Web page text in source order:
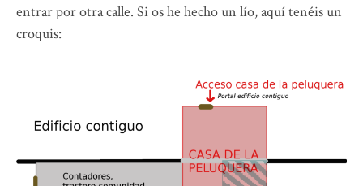
entrar por otra calle. Si os he hecho un lío, aquí tenéis un
croquis: